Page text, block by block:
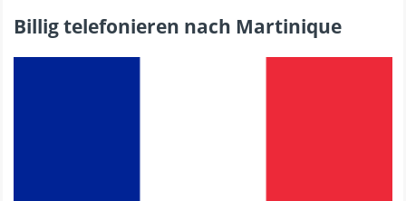
Billig telefonieren nach Martinique